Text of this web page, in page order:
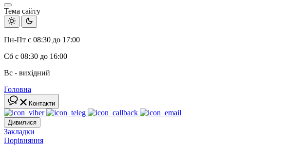
Тема сайту
Пн-Пт с 08:30 до 17:00
Сб с 08:30 до 16:00
Вс - вихідний
Головна
Контакти
Дивилися
Закладки
Порівняння